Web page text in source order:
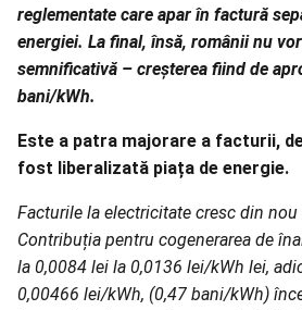
reglementate care apar în factură
energiei. La final, însă, românii nu
semnificativă – creșterea fiind de
bani/kWh.
Este a patra majorare a facturii,
fost liberalizată piața de energie.
Facturile la electricitate cresc din nou
Contribuția pentru cogenerarea de
la 0,0084 lei la 0,0136 lei/kWh lei,
0,00466 lei/kWh, (0,47 bani/kWh)